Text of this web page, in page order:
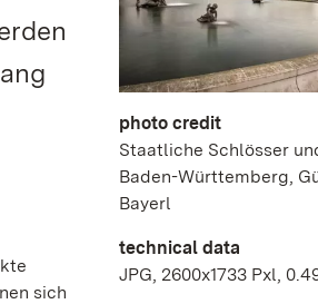
sich
photo credit
Staatliche Schlösser
Baden-Württemberg,
Bayerl
technical data
JPG, 2600x1733 Pxl,